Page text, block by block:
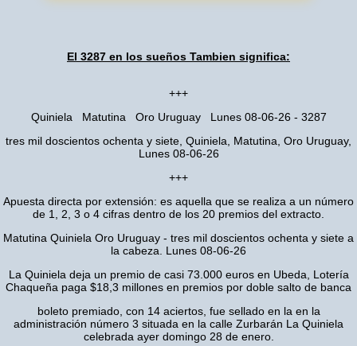
El 3287 en los sueños Tambien significa:
+++
Quiniela Matutina Oro Uruguay Lunes 08-06-26 - 3287
tres mil doscientos ochenta y siete, Quiniela, Matutina, Oro Uruguay,
Lunes 08-06-26
+++
Apuesta directa por extensión: es aquella que se realiza a un número
de 1, 2, 3 o 4 cifras dentro de los 20 premios del extracto.
Matutina Quiniela Oro Uruguay - tres mil doscientos ochenta y siete a
la cabeza. Lunes 08-06-26
La Quiniela deja un premio de casi 73.000 euros en Ubeda, Lotería
Chaqueña paga $18,3 millones en premios por doble salto de banca
boleto premiado, con 14 aciertos, fue sellado en la en la
administración número 3 situada en la calle Zurbarán La Quiniela
celebrada ayer domingo 28 de enero.